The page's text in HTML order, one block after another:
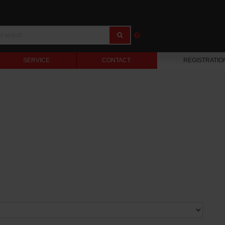
SERVICE CONTACT